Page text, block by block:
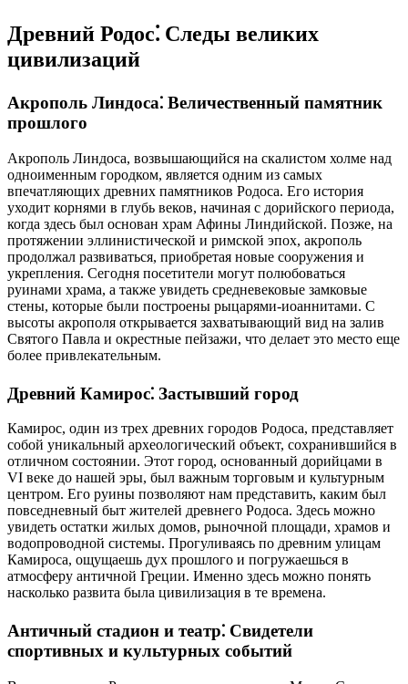
Древний Родос⁚ Следы великих
цивилизаций
Акрополь Линдоса⁚ Величественный памятник
прошлого
Акрополь Линдоса, возвышающийся на скалистом холме над
одноименным городком, является одним из самых
впечатляющих древних памятников Родоса. Его история
уходит корнями в глубь веков, начиная с дорийского периода,
когда здесь был основан храм Афины Линдийской. Позже, на
протяжении эллинистической и римской эпох, акрополь
продолжал развиваться, приобретая новые сооружения и
укрепления. Сегодня посетители могут полюбоваться
руинами храма, а также увидеть средневековые замковые
стены, которые были построены рыцарями-иоаннитами. С
высоты акрополя открывается захватывающий вид на залив
Святого Павла и окрестные пейзажи, что делает это место еще
более привлекательным.
Древний Камирос⁚ Застывший город
Камирос, один из трех древних городов Родоса, представляет
собой уникальный археологический объект, сохранившийся в
отличном состоянии. Этот город, основанный дорийцами в
VI веке до нашей эры, был важным торговым и культурным
центром. Его руины позволяют нам представить, каким был
повседневный быт жителей древнего Родоса. Здесь можно
увидеть остатки жилых домов, рыночной площади, храмов и
водопроводной системы. Прогуливаясь по древним улицам
Камироса, ощущаешь дух прошлого и погружаешься в
атмосферу античной Греции. Именно здесь можно понять
насколько развита была цивилизация в те времена.
Античный стадион и театр⁚ Свидетели
спортивных и культурных событий